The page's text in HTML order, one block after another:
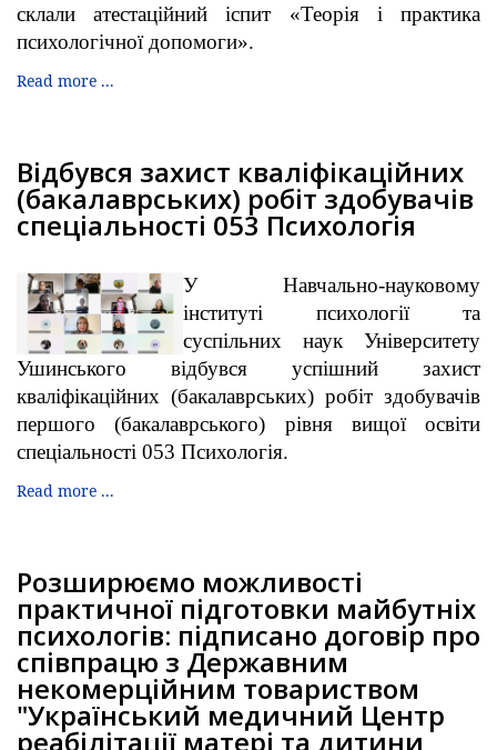
склали атестаційний іспит «Теорія і практика
психологічної допомоги».
Read more ...
Відбувся захист кваліфікаційних
(бакалаврських) робіт здобувачів
спеціальності 053 Психологія
У Навчально-науковому
інституті психології та
суспільних наук Університету
Ушинського відбувся успішний захист
кваліфікаційних (бакалаврських) робіт здобувачів
першого (бакалаврського) рівня вищої освіти
спеціальності 053 Психологія.
Read more ...
Розширюємо можливості
практичної підготовки майбутніх
психологів: підписано договір про
співпрацю з Державним
некомерційним товариством
"Український медичний Центр
реабілітації матері та дитини